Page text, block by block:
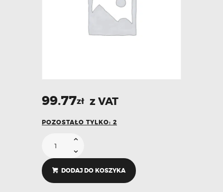
99.77zł z VAT
POZOSTAŁO TYLKO: 2
DODAJ DO KOSZYKA